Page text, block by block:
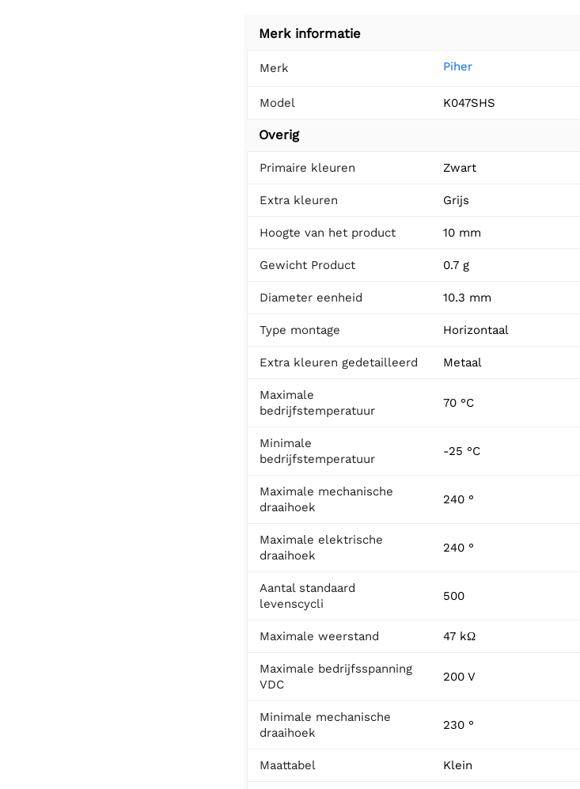
Merk informatie
Merk Piher
Model K047SHS
Overig
Primaire kleuren Zwart
Extra kleuren Grijs
Hoogte van het product 10 mm
Gewicht Product 0.7 g
Diameter eenheid 10.3 mm
Type montage Horizontaal
Extra kleuren gedetailleerd Metaal
Maximale
bedrijfstemperatuur
70 °C
Minimale
bedrijfstemperatuur
-25 °C
Maximale mechanische
draaihoek
240 °
Maximale elektrische
draaihoek
240 °
Aantal standaard
levenscycli
500
Maximale weerstand 47 kΩ
Maximale bedrijfsspanning
VDC
200 V
Minimale mechanische
draaihoek
230 °
Maattabel Klein